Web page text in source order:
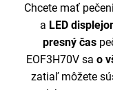
Chcete mať
a LED
presný čas
EOF3H70V sao
zatiaľ môžete